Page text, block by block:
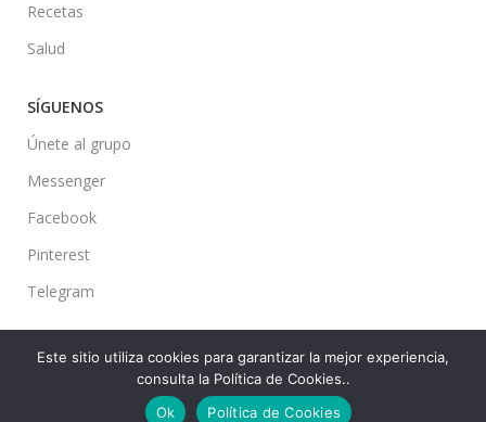
Recetas
Salud
SÍGUENOS
Únete al grupo
Messenger
Facebook
Pinterest
Telegram
2022 Created ByCMS. Premium Blog Solutions.
Este sitio utiliza cookies para garantizar la mejor experiencia,
consulta la Política de Cookies..
Ok
Política de Cookies